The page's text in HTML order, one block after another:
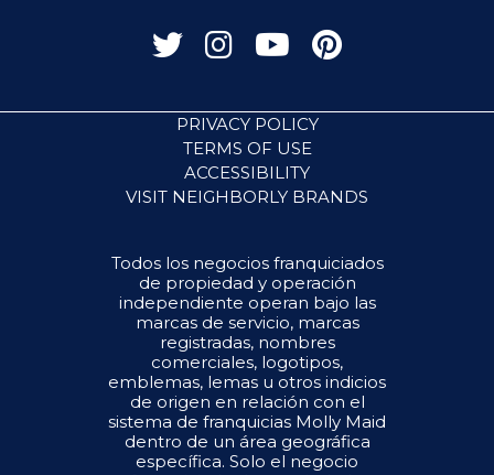
PRIVACY POLICY
TERMS OF USE
ACCESSIBILITY
VISIT NEIGHBORLY BRANDS
Todos los negocios franquiciados
de propiedad y operación
independiente operan bajo las
marcas de servicio, marcas
registradas, nombres
comerciales, logotipos,
emblemas, lemas u otros indicios
de origen en relación con el
sistema de franquicias Molly Maid
dentro de un área geográfica
específica. Solo el negocio